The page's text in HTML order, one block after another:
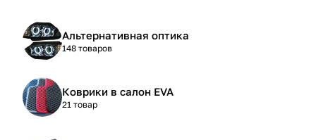
Альтернативная оптика
148 товаров
Коврики в салон EVA
21 товар